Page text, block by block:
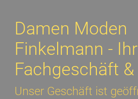
Damen Moden
Finkelmann - Ihr
Fachgeschäft
Unser Geschäft ist